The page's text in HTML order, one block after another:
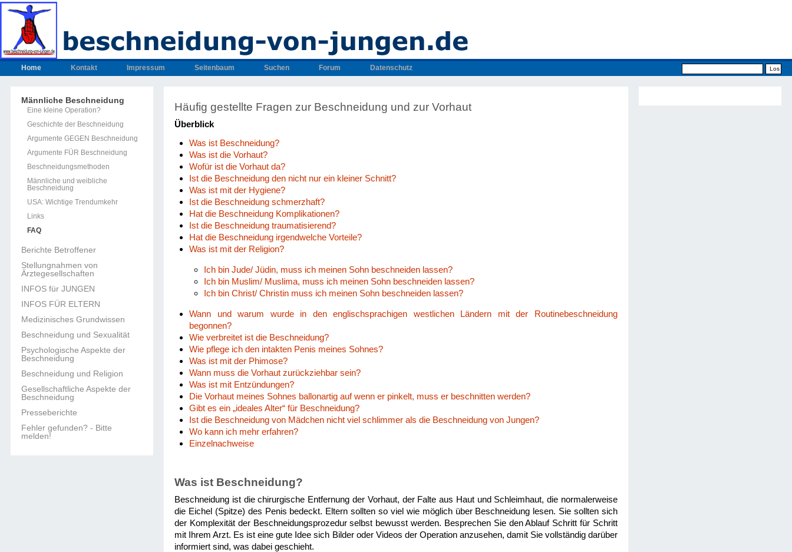
Home Kontakt Impressum Seitenbaum Suchen Forum Datenschutz
Männliche Beschneidung
Eine kleine Operation?
Geschichte der Beschneidung
Argumente GEGEN Beschneidung
Argumente FÜR Beschneidung
Beschneidungsmethoden
Männliche und weibliche
Beschneidung
USA: Wichtige Trendumkehr
Links
FAQ
Berichte Betroffener
Stellungnahmen von
Ärztegesellschaften
INFOS für JUNGEN
INFOS FÜR ELTERN
Medizinisches Grundwissen
Beschneidung und Sexualität
Psychologische Aspekte der
Beschneidung
Beschneidung und Religion
Gesellschaftliche Aspekte der
Beschneidung
Presseberichte
Fehler gefunden? - Bitte
melden!
Häufig gestellte Fragen zur Beschneidung und zur Vorhaut
Überblick
Was ist Beschneidung?
Was ist die Vorhaut?
Wofür ist die Vorhaut da?
Ist die Beschneidung den nicht nur ein kleiner Schnitt?
Was ist mit der Hygiene?
Ist die Beschneidung schmerzhaft?
Hat die Beschneidung Komplikationen?
Ist die Beschneidung traumatisierend?
Hat die Beschneidung irgendwelche Vorteile?
Was ist mit der Religion?
Ich bin Jude/ Jüdin, muss ich meinen Sohn beschneiden lassen?
Ich bin Muslim/ Muslima, muss ich meinen Sohn beschneiden lassen?
Ich bin Christ/ Christin muss ich meinen Sohn beschneiden lassen?
Wann und warum wurde in den englischsprachigen westlichen Ländern mit der Routinebeschneidung
begonnen?
Wie verbreitet ist die Beschneidung?
Wie pflege ich den intakten Penis meines Sohnes?
Was ist mit der Phimose?
Wann muss die Vorhaut zurückziehbar sein?
Was ist mit Entzündungen?
Die Vorhaut meines Sohnes ballonartig auf wenn er pinkelt, muss er beschnitten werden?
Gibt es ein „ideales Alter“ für Beschneidung?
Ist die Beschneidung von Mädchen nicht viel schlimmer als die Beschneidung von Jungen?
Wo kann ich mehr erfahren?
Einzelnachweise
Was ist Beschneidung?
Beschneidung ist die chirurgische Entfernung der Vorhaut, der Falte aus Haut und Schleimhaut, die normalerweise
die Eichel (Spitze) des Penis bedeckt. Eltern sollten so viel wie möglich über Beschneidung lesen. Sie sollten sich
der Komplexität der Beschneidungsprozedur selbst bewusst werden. Besprechen Sie den Ablauf Schritt für Schritt
mit Ihrem Arzt. Es ist eine gute Idee sich Bilder oder Videos der Operation anzusehen, damit Sie vollständig darüber
informiert sind, was dabei geschieht.